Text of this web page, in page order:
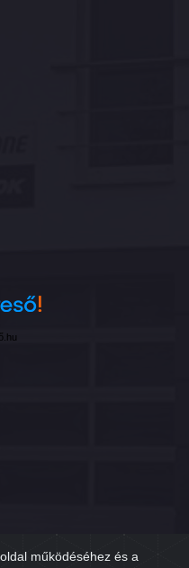
működéséhez és a